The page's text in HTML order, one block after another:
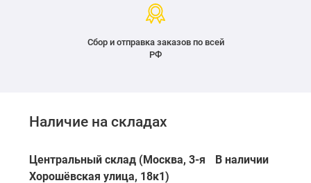
Сбор и отправка заказов по всей
РФ
Наличие на складах
Центральный склад (Москва, 3-я
Хорошёвская улица, 18к1)
В наличии